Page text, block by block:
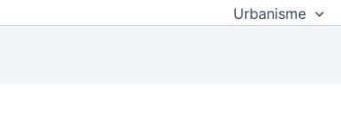
Urbanisme